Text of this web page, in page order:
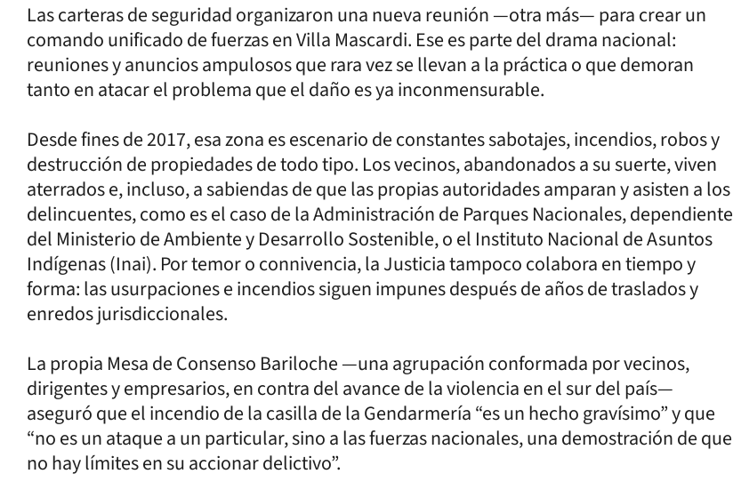
Las carteras de seguridad organizaron una nueva reunión —otra más— para crear un
comando unificado de fuerzas en Villa Mascardi. Ese es parte del drama nacional:
reuniones y anuncios ampulosos que rara vez se llevan a la práctica o que demoran
tanto en atacar el problema que el daño es ya inconmensurable.
Desde fines de 2017, esa zona es escenario de constantes sabotajes, incendios, robos y
destrucción de propiedades de todo tipo. Los vecinos, abandonados a su suerte, viven
aterrados e, incluso, a sabiendas de que las propias autoridades amparan y asisten a los
delincuentes, como es el caso de la Administración de Parques Nacionales, dependiente
del Ministerio de Ambiente y Desarrollo Sostenible, o el Instituto Nacional de Asuntos
Indígenas (Inai). Por temor o connivencia, la Justicia tampoco colabora en tiempo y
forma: las usurpaciones e incendios siguen impunes después de años de traslados y
enredos jurisdiccionales.
La propia Mesa de Consenso Bariloche —una agrupación conformada por vecinos,
dirigentes y empresarios, en contra del avance de la violencia en el sur del país—
aseguró que el incendio de la casilla de la Gendarmería “es un hecho gravísimo” y que
“no es un ataque a un particular, sino a las fuerzas nacionales, una demostración de que
no hay límites en su accionar delictivo”.